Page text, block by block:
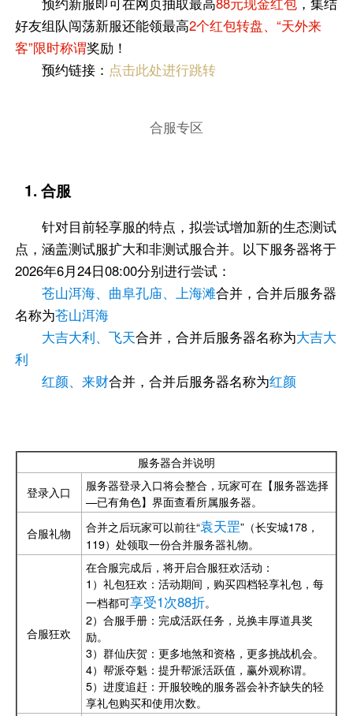
好友组队闯荡新服还能领最高2个红包转盘、“天外来
客”限时称谓奖励！
预约链接： 点击此处进行跳转
合服专区
1. 合服
针对目前轻享服的特点，拟尝试增加新的生态测试
点，涵盖测试服扩大和非测试服合并。以下服务器将于
2026年6月24日08:00分别进行尝试：
苍山洱海、曲阜孔庙、上海滩合并，合并后服务器
名称为苍山洱海
大吉大利、飞天合并，合并后服务器名称为大吉大
利
红颜、来财合并，合并后服务器名称为红颜
服务器合并说明
登录入口
服务器登录入口将会整合，玩家可在【服务器选择
—已有角色】界面查看所属服务器。
合服礼物
合并之后玩家可以前往“袁天罡”（长安城178，
119）处领取一份合并服务器礼物。
合服狂欢
在合服完成后，将开启合服狂欢活动：
1）礼包狂欢：活动期间，购买四档轻享礼包，每
一档都可享受1次88折。
2）合服手册：完成活跃任务，兑换丰厚道具奖
励。
3）群仙庆贺：更多地煞和资格，更多挑战机会。
4）帮派夺魁：提升帮派活跃值，赢外观称谓。
5）进度追赶：开服较晚的服务器会补齐缺失的轻
享礼包购买和使用次数。